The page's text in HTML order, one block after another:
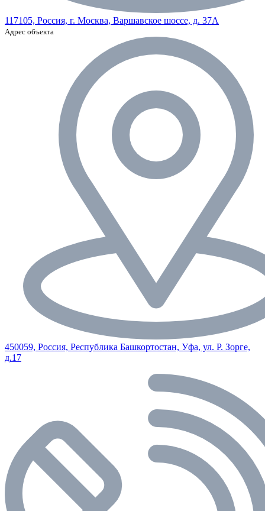
117105, Россия, г. Москва, Варшавское шоссе, д. 37А
Адрес объекта
450059, Россия, Республика Башкортостан, Уфа, ул. Р. Зорге,
д.17